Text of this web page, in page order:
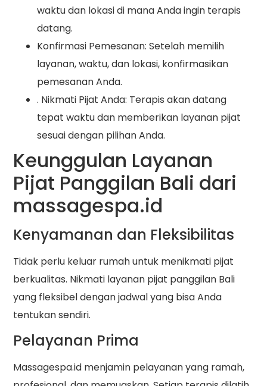
waktu dan lokasi di mana Anda ingin terapis
datang.
Konfirmasi Pemesanan: Setelah memilih
layanan, waktu, dan lokasi, konfirmasikan
pemesanan Anda.
. Nikmati Pijat Anda: Terapis akan datang
tepat waktu dan memberikan layanan pijat
sesuai dengan pilihan Anda.
Keunggulan Layanan
Pijat Panggilan Bali dari
massagespa.id
Kenyamanan dan Fleksibilitas
Tidak perlu keluar rumah untuk menikmati pijat
berkualitas. Nikmati layanan pijat panggilan Bali
yang fleksibel dengan jadwal yang bisa Anda
tentukan sendiri.
Pelayanan Prima
Massagespa.id menjamin pelayanan yang ramah,